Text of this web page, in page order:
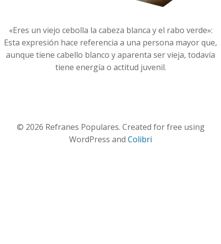
«Eres un viejo cebolla la cabeza blanca y el rabo verde»:
Esta expresión hace referencia a una persona mayor que,
aunque tiene cabello blanco y aparenta ser vieja, todavía
tiene energía o actitud juvenil.
© 2026 Refranes Populares. Created for free using
WordPress and Colibri